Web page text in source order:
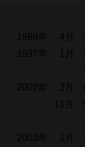
1988年 4月
1997年 1月
2002年 2月
2003年 1月